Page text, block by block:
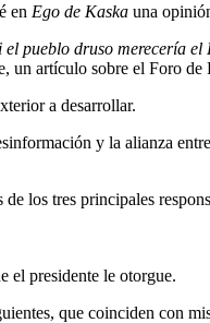
en Ego de Kaska una
el pueblo druso merecería
un artículo sobre el Foro
a desarrollar.
y la alianza
los tres principales
el presidente le otorgue.
que coinciden con